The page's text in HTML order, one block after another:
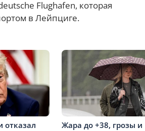
Flughafen, которая
в Лейпциге.
отказал
Жара до +38, грозы и